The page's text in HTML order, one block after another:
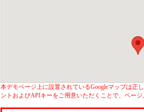
本デモページ上に設置されているGoogleマップは正
ントおよびAPIキーをご用意いただくことで、ペー